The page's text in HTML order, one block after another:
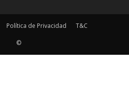
Política de Privacidad T&C
©